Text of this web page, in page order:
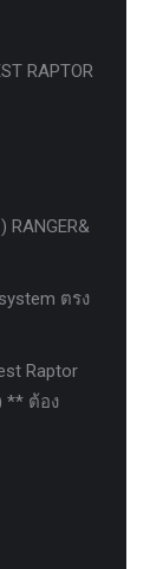
RAPTOR
RANGER&
ตรง
Raptor
** ต้อง